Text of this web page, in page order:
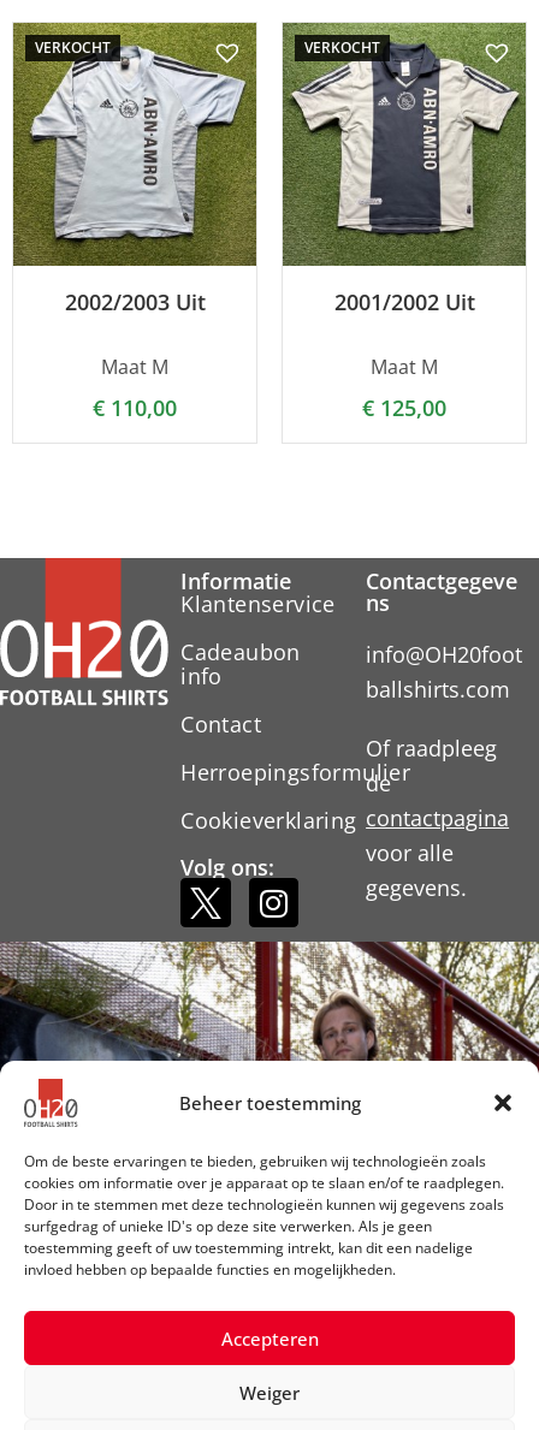
Beheer toestemming
Om de beste ervaringen te bieden, gebruiken wij technologieën zoals
cookies om informatie over je apparaat op te slaan en/of te raadplegen.
Door in te stemmen met deze technologieën kunnen wij gegevens zoals
surfgedrag of unieke ID's op deze site verwerken. Als je geen
toestemming geeft of uw toestemming intrekt, kan dit een nadelige
invloed hebben op bepaalde functies en mogelijkheden.
Accepteren
Weiger
VERKOCHT
2002/2003 Uit
Maat M
€ 110,00
VERKOCHT
2001/2002 Uit
Maat M
€ 125,00
Informatie
Klantenservice
Cadeaubon
info
Contact
Herroepingsformulier
Cookieverklaring
Volg ons:
Contactgegeve
ns
info@OH20foot
ballshirts.com
Of raadpleeg
de
contactpagina
voor alle
gegevens.